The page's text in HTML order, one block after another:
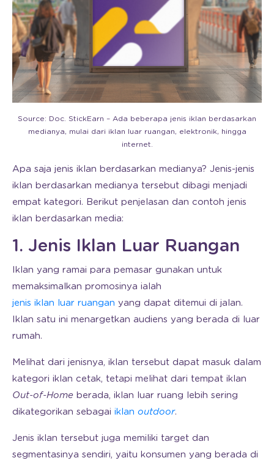
Source: Doc. StickEarn – Ada beberapa jenis iklan berdasarkan
medianya, mulai dari iklan luar ruangan, elektronik, hingga
internet.
Apa saja jenis iklan berdasarkan medianya? Jenis-jenis
iklan berdasarkan medianya tersebut dibagi menjadi
empat kategori. Berikut penjelasan dan contoh jenis
iklan berdasarkan media:
1. Jenis Iklan Luar Ruangan
Iklan yang ramai para pemasar gunakan untuk
memaksimalkan promosinya ialah
jenis iklan luar ruangan yang dapat ditemui di jalan.
Iklan satu ini menargetkan audiens yang berada di luar
rumah.
Melihat dari jenisnya, iklan tersebut dapat masuk dalam
kategori iklan cetak, tetapi melihat dari tempat iklan
Out-of-Home berada, iklan luar ruang lebih sering
dikategorikan sebagai iklan outdoor.
Jenis iklan tersebut juga memiliki target dan
segmentasinya sendiri, yaitu konsumen yang berada di